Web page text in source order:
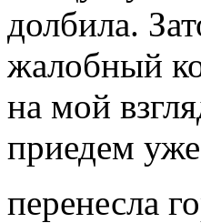
долбила.
жалобный
на мой
приедем
перенесла